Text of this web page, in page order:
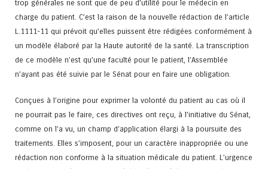
trop générales ne sont que de peu d’utilité pour le médecin en
charge du patient. C’est la raison de la nouvelle rédaction de l’article
L.1111-11 qui prévoit qu’elles puissent être rédigées conformément à
un modèle élaboré par la Haute autorité de la santé. La transcription
de ce modèle n’est qu’une faculté pour le patient, l’Assemblée
n’ayant pas été suivie par le Sénat pour en faire une obligation.
Conçues à l’origine pour exprimer la volonté du patient au cas où il
ne pourrait pas le faire, ces directives ont reçu, à l’initiative du Sénat,
comme on l’a vu, un champ d’application élargi à la poursuite des
traitements. Elles s’imposent, pour un caractère inappropriée ou une
rédaction non conforme à la situation médicale du patient. L’urgence